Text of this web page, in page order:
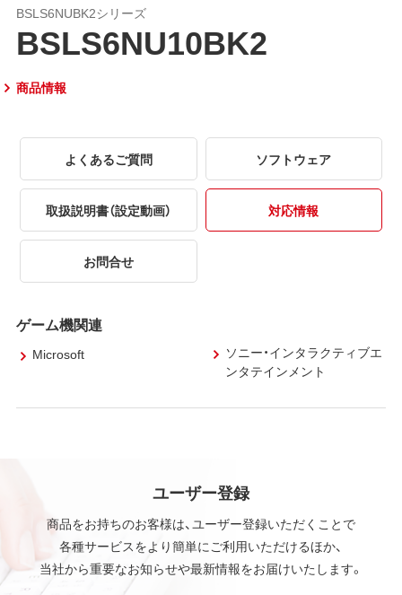
BSLS6NUBK2シリーズ
BSLS6NU10BK2
商品情報
よくあるご質問 ソフトウェア
取扱説明書（設定動画） 対応情報
お問合せ
ゲーム機関連
Microsoft
ソニー・インタラクティブエ
ンタテインメント
ユーザー登録
商品をお持ちのお客様は、ユーザー登録いただくことで
各種サービスをより簡単にご利用いただけるほか、
当社から重要なお知らせや最新情報をお届けいたします。